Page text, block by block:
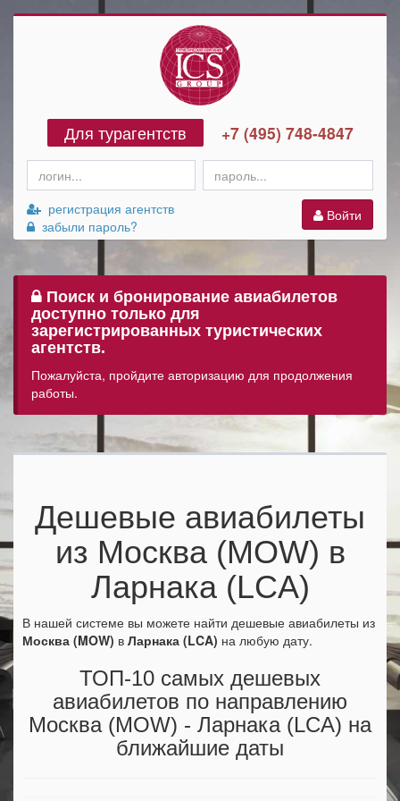
Для турагентств +7 (495) 748-4847
регистрация агентств
забыли пароль?
Войти
Поиск и бронирование авиабилетов
доступно только для
зарегистрированных туристических
агентств.
Пожалуйста, пройдите авторизацию для продолжения
работы.
Дешевые авиабилеты
из Москва (MOW) в
Ларнака (LCA)
В нашей системе вы можете найти дешевые авиабилеты из
Москва (MOW) в Ларнака (LCA) на любую дату.
ТОП-10 самых дешевых
авиабилетов по направлению
Москва (MOW) - Ларнака (LCA) на
ближайшие даты